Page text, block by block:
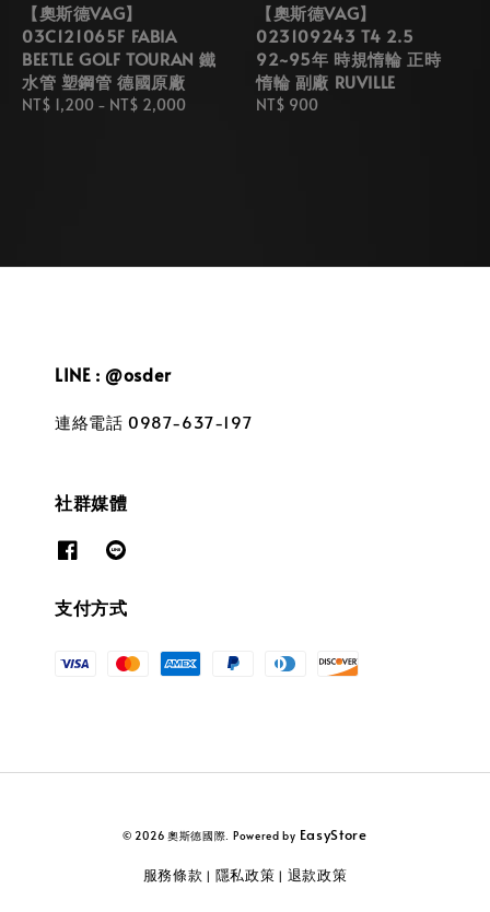
【奧斯德VAG】
03C121065F FABIA
BEETLE GOLF TOURAN 鐵
水管 塑鋼管 德國原廠
Regular
NT$ 1,200 - NT$ 2,000
【奧斯德VAG】
023109243 T4 2.5
92~95年 時規惰輪 正時
惰輪 副廠 RUVILLE
Regular
NT$ 900
LINE : @osder
連絡電話 0987-637-197
社群媒體
支付方式
© 2026 奧斯德國際. Powered by EasyStore
服務條款 | 隱私政策 | 退款政策